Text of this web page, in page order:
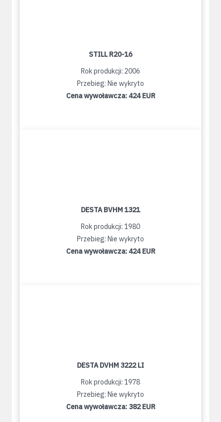
STILL R20-16
Rok produkcji: 2006
Przebieg: Nie wykryto
Cena wywoławcza:424 EUR
DESTA BVHM 1321
Rok produkcji: 1980
Przebieg: Nie wykryto
Cena wywoławcza:424 EUR
DESTA DVHM 3222 LI
Rok produkcji: 1978
Przebieg: Nie wykryto
Cena wywoławcza: 382 EUR